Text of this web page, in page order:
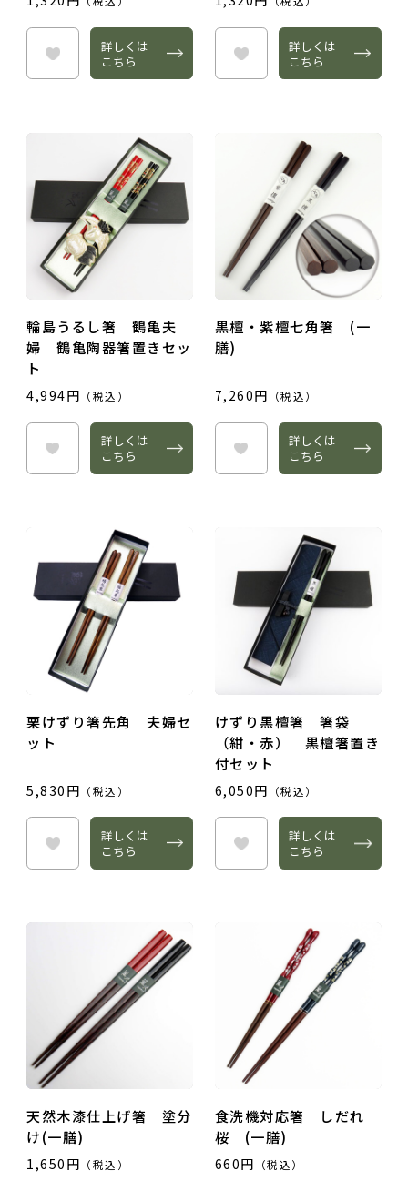
詳しくは
こちら
詳しくは
こちら
輪島うるし箸 鶴亀夫
婦 鶴亀陶器箸置きセッ
ト
4,994円 （税込）
詳しくは
こちら
黒檀・紫檀七角箸 (一
膳)
7,260円 （税込）
詳しくは
こちら
栗けずり箸先角 夫婦セ
ット
5,830円 （税込）
詳しくは
こちら
けずり黒檀箸 箸袋
（紺・赤） 黒檀箸置き
付セット
6,050円 （税込）
詳しくは
こちら
天然木漆仕上げ箸 塗分
け(一膳)
1,650円 （税込）
食洗機対応箸 しだれ
桜 (一膳)
660円 （税込）